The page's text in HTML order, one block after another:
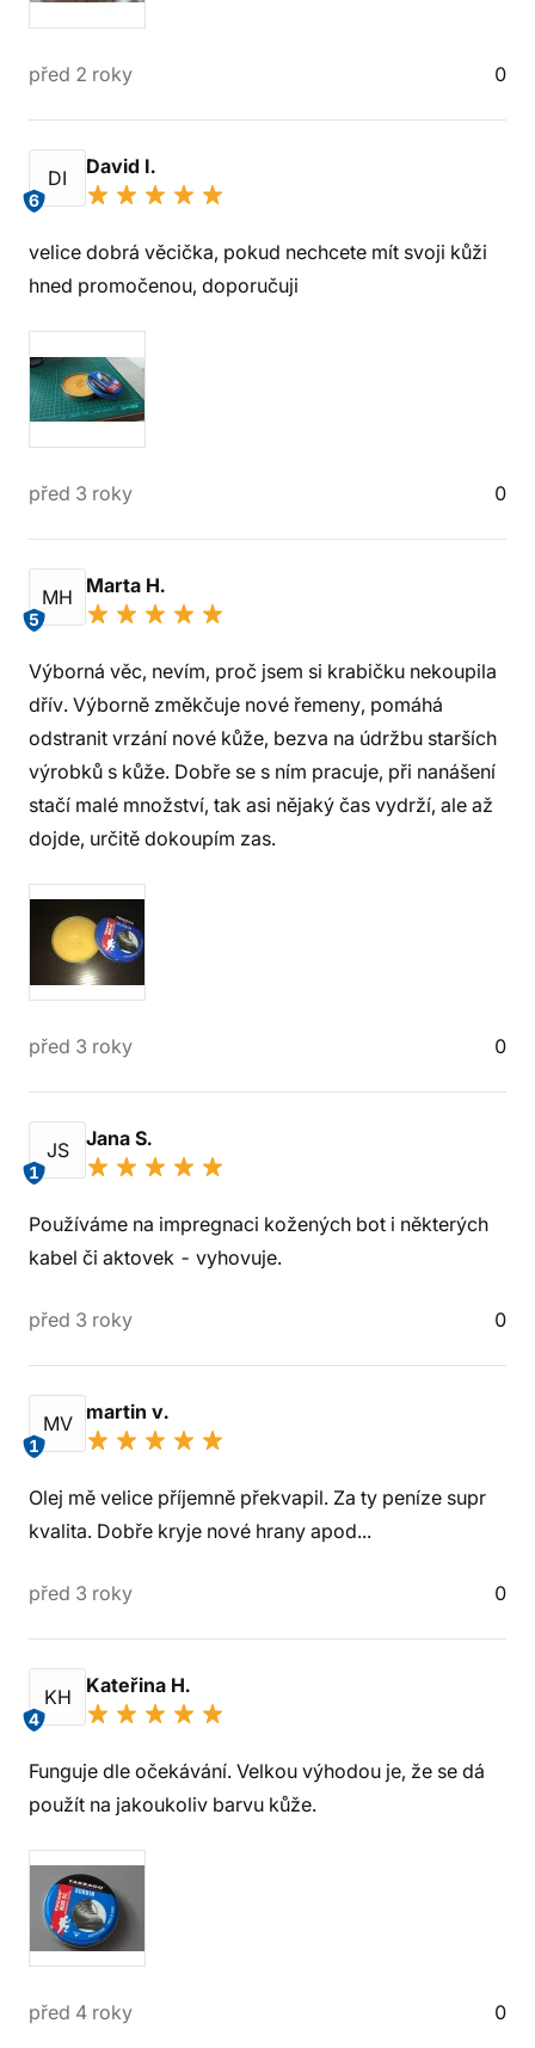
před 2 roky 0
DI
6
David I.
velice dobrá věcička, pokud nechcete mít svoji kůži
hned promočenou, doporučuji
před 3 roky 0
MH
5
Marta H.
Výborná věc, nevím, proč jsem si krabičku nekoupila
dřív. Výborně změkčuje nové řemeny, pomáhá
odstranit vrzání nové kůže, bezva na údržbu starších
výrobků s kůže. Dobře se s ním pracuje, při nanášení
stačí malé množství, tak asi nějaký čas vydrží, ale až
dojde, určitě dokoupím zas.
před 3 roky 0
JS
1
Jana S.
Používáme na impregnaci kožených bot i některých
kabel či aktovek - vyhovuje.
před 3 roky 0
MV
1
martin v.
Olej mě velice příjemně překvapil. Za ty peníze supr
kvalita. Dobře kryje nové hrany apod...
před 3 roky 0
KH
4
Kateřina H.
Funguje dle očekávání. Velkou výhodou je, že se dá
použít na jakoukoliv barvu kůže.
před 4 roky 0